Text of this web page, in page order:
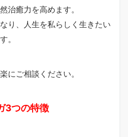
治癒力を高めます。
り、人生を私らしく生きたい
。
にご相談ください。
3つの特徴